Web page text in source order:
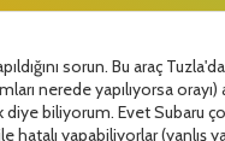
sorun. Bu araç
nerede yapılıyorsa
biliyorum. Evet Subaru
yapabiliyorlar (yanlış